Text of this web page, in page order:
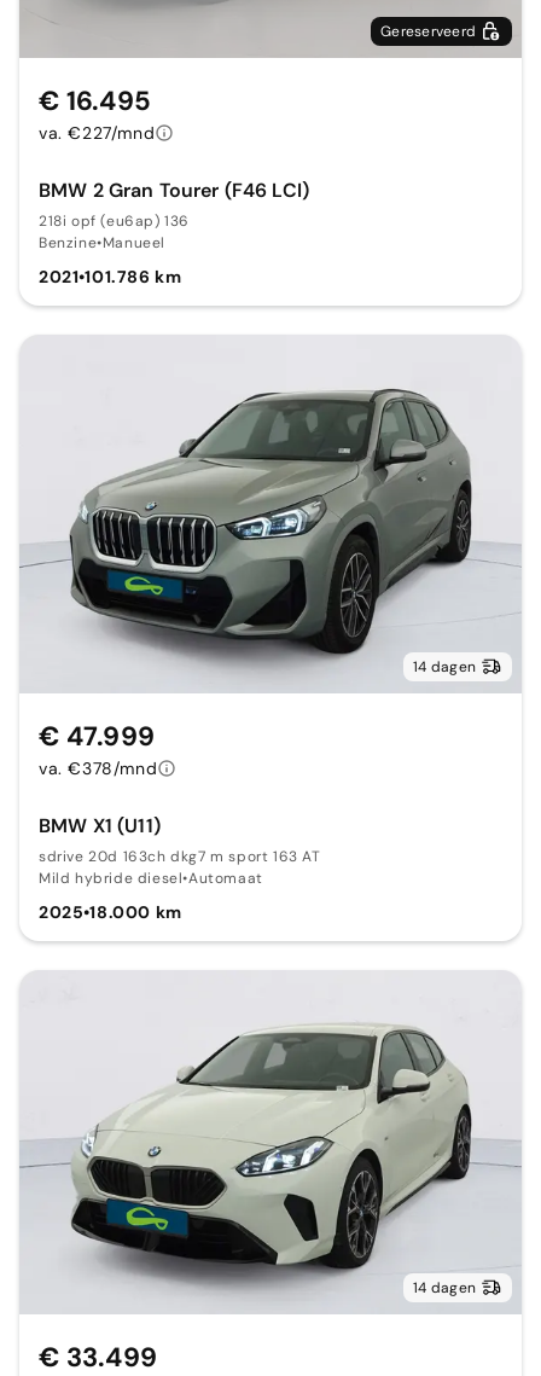
Gereserveerd
BMW 2 Gran Tourer (F46 LCI)
218i opf (eu6ap) 136
Benzine•Manueel
2021•101.786 km
€ 16.495
va. €227/mnd
14 dagen
BMW X1 (U11)
sdrive 20d 163ch dkg7 m sport 163 AT
Mild hybride diesel•Automaat
2025•18.000 km
€ 47.999
va. €378/mnd
14 dagen
€ 33.499